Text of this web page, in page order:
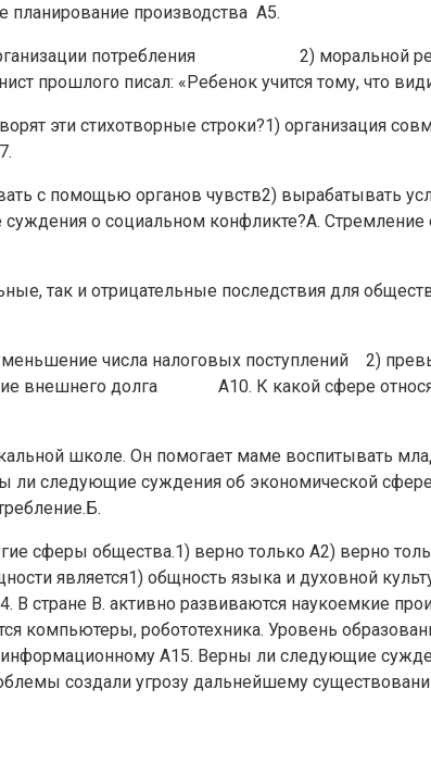
планирование производства А5.
организации потребления 2) моральной
прошлого писал: «Ребенок учится тому, что
эти стихотворные строки?1) организация
с помощью органов чувств2) вырабатывать
о социальном конфликте?А. Стремление
так и отрицательные последствия для
числа налоговых поступлений 2)
внешнего долга А10. К какой сфере
школе. Он помогает маме воспитывать
ли следующие суждения об экономической
сферы общества.1) верно только А2) верно
является1) общность языка и духовной
В стране В. активно развиваются наукоемкие
компьютеры, робототехника. Уровень
информационному А15. Верны ли следующие
создали угрозу дальнейшему